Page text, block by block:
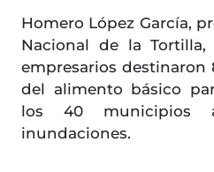
Homero López García,
Nacional de la
empresarios destinaron
del alimento básico
los 40 municipios
inundaciones.